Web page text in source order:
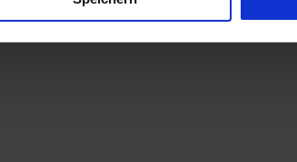
Sehr gerne! Teilen Sie uns einfach im